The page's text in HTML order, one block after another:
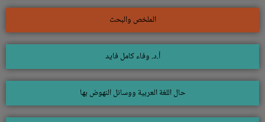
الملخص والبحث
أ.د. وفاء كامل فايد
حال اللغة العربية ووسائل النهوض بها